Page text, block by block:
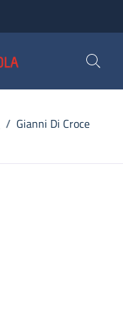
/ Gianni Di Croce